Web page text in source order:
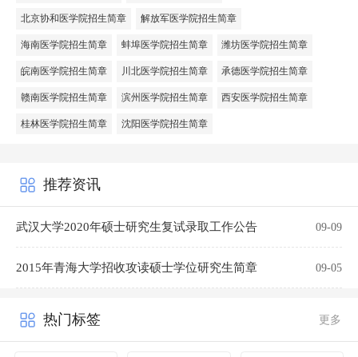
北京协和医学院招生简章 解放军医学院招生简章
海南医学院招生简章 蚌埠医学院招生简章 潍坊医学院招生简章
皖南医学院招生简章 川北医学院招生简章 承德医学院招生简章
赣南医学院招生简章 滨州医学院招生简章 西安医学院招生简章
桂林医学院招生简章 沈阳医学院招生简章
推荐资讯
武汉大学2020年硕士研究生复试录取工作公告 09-09
2015年青海大学招收攻读硕士学位研究生简章 09-05
热门标签 更多